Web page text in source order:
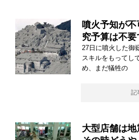
噴火予知が
究予算は不要
27日に噴火した御
スキルをもってし
め、まだ犠牲の
記
大型店舗は